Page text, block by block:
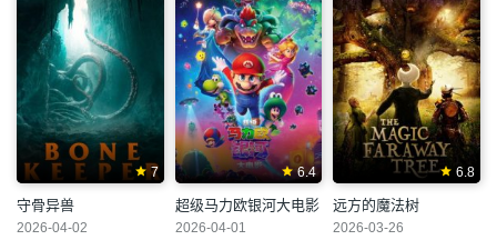
7
守骨异兽
2026-04-02
6.4
超级马力欧银河大电影
2026-04-01
6.8
远方的魔法树
2026-03-26